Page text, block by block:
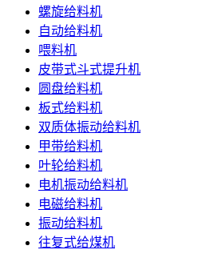
螺旋给料机
自动给料机
喂料机
皮带式斗式提升机
圆盘给料机
板式给料机
双质体振动给料机
甲带给料机
叶轮给料机
电机振动给料机
电磁给料机
振动给料机
往复式给煤机